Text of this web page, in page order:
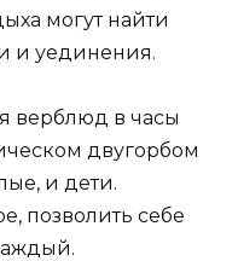
могут найти
и уединения.
верблюд в часы
двугорбом
и дети.
позволить себе